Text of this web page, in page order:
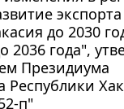
до 2030
2036 года",
Президиума
Республики
п"